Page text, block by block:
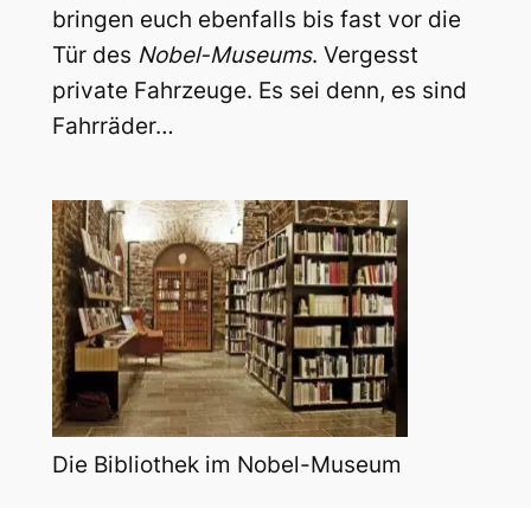
bringen euch ebenfalls bis fast vor die
Tür des Nobel-Museums. Vergesst
private Fahrzeuge. Es sei denn, es sind
Fahrräder…
Die Bibliothek im Nobel-Museum